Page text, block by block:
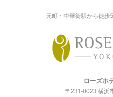
元町・中華街駅から徒歩
ローズホ
〒231-0023 横浜